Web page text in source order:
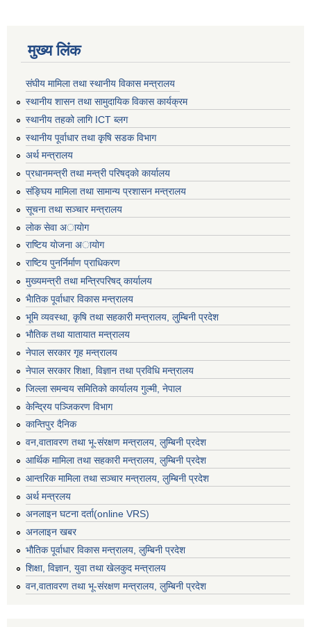
मुख्य लिंक
संघीय मामिला तथा स्थानीय विकास मन्त्रालय
स्थानीय शासन तथा सामुदायिक विकास कार्यक्रम
स्थानीय तहको लागि ICT ब्लग
स्थानीय पूर्वाधार तथा कृषि सडक विभाग
अर्थ मन्त्रालय
प्रधानमन्त्री तथा मन्त्री परिषद्काे कार्यालय
संङ्घिय मामिला तथा सामान्य प्रशासन मन्त्रालय
सूचना तथा सञ्चार मन्त्रालय
लाेक सेवा अायाेग
राष्टिय याेजना अायाेग
राष्टिय पुनर्निर्माण प्राधिकरण
मुख्यमन्त्री तथा मन्त्रिपरिषद् कार्यालय
भैातिक पूर्वाधार विकास मन्त्रालय
भूमि व्यवस्था, कृषि तथा सहकारी मन्त्रालय, लु्म्बिनी प्रदेश
भाैतिक तथा यातायात मन्त्रालय
नेपाल सरकार गृह मन्त्रालय
नेपाल सरकार शिक्षा, विज्ञान तथा प्रविधि मन्त्रालय
जिल्ला समन्वय समितिको कार्यालय गुल्मी, नेपाल
केन्द्रिय पञ्जिकरण विभाग
कान्तिपुर दैनिक
वन,वातावरण तथा भू-संरक्षण मन्त्रालय, लुम्बिनी प्रदेश
आर्थिक मामिला तथा सहकारी मन्त्रालय, लुम्बिनी प्रदेश
आन्तरिक मामिला तथा सञ्चार मन्त्रालय, लुम्बिनी प्रदेश
अर्थ मन्त्रलय
अनलाइन घटना दर्ता(online VRS)
अनलाइन खबर
भौतिक पूर्वाधार विकास मन्त्रालय, लुम्बिनी प्रदेश
शिक्षा, विज्ञान, युवा तथा खेलकुद मन्‍‍त्रालय
वन,वातावरण तथा भू-संरक्षण मन्त्रालय, लुम्बिनी प्रदेश